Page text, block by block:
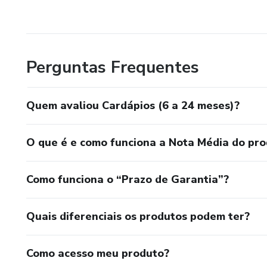
Perguntas Frequentes
Quem avaliou Cardápios (6 a 24 meses)?
O que é e como funciona a Nota Média do
Como funciona o “Prazo de Garantia”?
Quais diferenciais os produtos podem ter?
Como acesso meu produto?